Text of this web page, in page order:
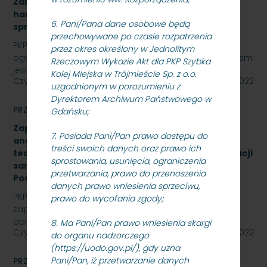
6. Pani/Pana dane osobowe będą
przechowywane po czasie rozpatrzenia
przez okres określony w Jednolitym
Rzeczowym Wykazie Akt dla PKP Szybka
Kolej Miejska w Trójmieście Sp. z o.o.
uzgodnionym w porozumieniu z
Dyrektorem Archiwum Państwowego w
Gdańsku;
7. Posiada Pani/Pan prawo dostępu do
treści swoich danych oraz prawo ich
sprostowania, usunięcia, ograniczenia
przetwarzania, prawo do przenoszenia
danych prawo wniesienia sprzeciwu,
prawo do wycofania zgody;
8. Ma Pani/Pan prawo wniesienia skargi
do organu nadzorczego
(https://uodo.gov.pl/), gdy uzna
Pani/Pan, iż przetwarzanie danych
hamulcowych z dylatacjami typu DO-B-380, znak
sprawy: SKMMU.086.57.22
PKP SZYBKA KOLEJ MIEJSKA W TRÓJMIEŚCIE Sp. z o.o.
ogłasza przetarg nieograniczony, którego przedmiotem
jest „sukcesywna dostawa do siedziby odbiorcy…
Czytaj dalej
26 października 2022
PRZETARGI
Zapytanie ofertowe na wykonanie opracowania
analizy formalno-prawnej wraz z koncepcją
techniczną na rozbudowę i modernizację kanalizacji
sanitarnej obiektu A-13 na stacji Gdynia Cisowa
Postojowa.
PKP Szybka Kolej Miejska w Trójmieście Sp. z o.o.
zaprasza do złożenia oferty cenowej na wykonanie
opracowania analizy formalno-prawnej wraz z…
Czytaj dalej
26 października 2022
PRZETARGI